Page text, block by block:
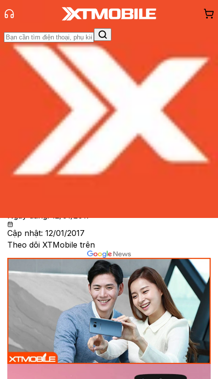
Trang chủ
Tin tức
Tin Mới
Đánh Giá - Trên TaySo Sánh Tư vấnKhuyến
Hỏi đáp App - Game Thông báo
hàng - Sự kiện
Samsung bất ngờ tung ra phiên bản
Android 7.0 Nougat chính thức
trước thời gian dự kiến
Ngày đăng:12/01/2017
Cập nhật: 12/01/2017
Theo dõi XTMobile trên